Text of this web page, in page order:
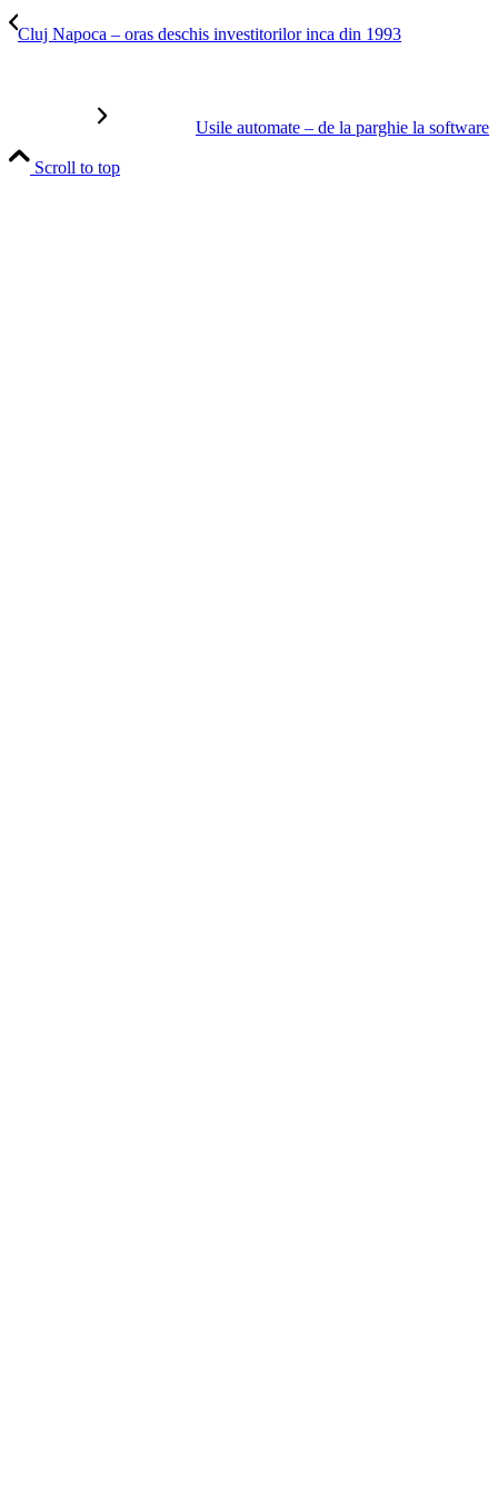
Cluj Napoca – oras deschis investitorilor inca din 1993
Usile automate – de la parghie la software
Scroll to top